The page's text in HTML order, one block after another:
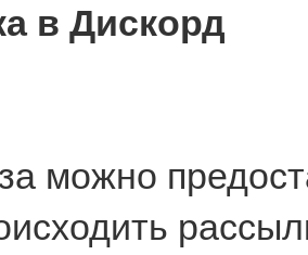
в Дискорд
можно